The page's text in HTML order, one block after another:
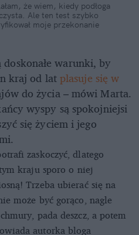
że wiem, kiedy podłoga
Ale ten test szybko
moje przekonanie
warunki, by
kraj od latplasuje się w
do życia – mówi Marta.
wyspy są spokojniejsi
się życiem i jego
zaskoczyć, dlatego
kraju sporo o niej
Trzeba ubierać się na
może być gorąco, nagle
pada deszcz, a potem
autorka bloga